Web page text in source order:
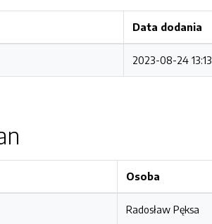
Data dodania
2023-08-24
Osoba
Radosław Pęksa